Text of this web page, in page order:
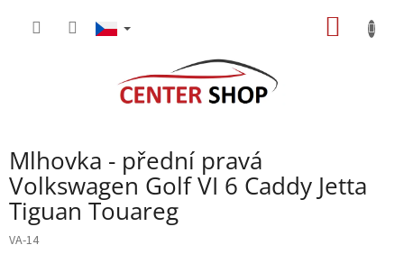
Mlhovka - přední pravá
Volkswagen Golf VI 6 Caddy Jetta
Tiguan Touareg
VA-14